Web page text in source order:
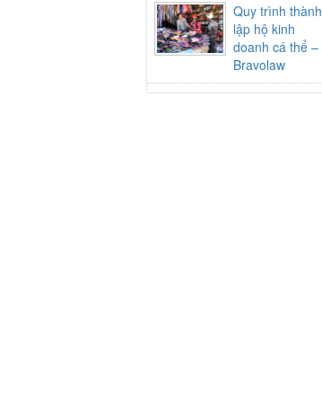
Quy trình thành
lập hộ kinh
doanh cá thể –
Bravolaw